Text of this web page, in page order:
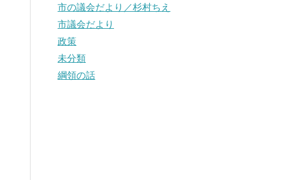
市の議会だより／杉村ちえ
市議会だより
政策
未分類
綱領の話